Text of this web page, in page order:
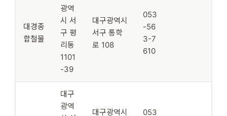
대경종
합철물
광역
시 서
구 평
리동
1101
-39
대구광역시
서구 통학
로 108
053
-56
3-7
610
대구
광역
대구광역시
053